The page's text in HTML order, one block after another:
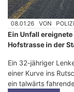
08.01.26 VON
Ein Unfall
Hofstrasse in der
Ein 32-jähriger
einer Kurve ins
ein talwärts